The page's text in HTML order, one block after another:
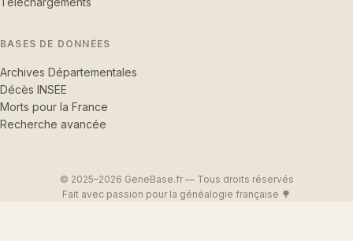
BASES DE DONNÉES
Archives Départementales
Décès INSEE
Morts pour la France
Recherche avancée
© 2025–2026 GeneBase.fr — Tous droits réservés
Fait avec passion pour la généalogie française 🌳